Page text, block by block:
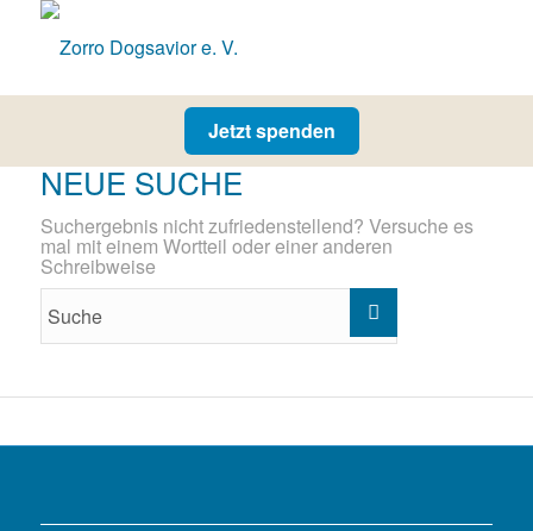
Jetzt spenden
NEUE SUCHE
Suchergebnis nicht zufriedenstellend? Versuche es
mal mit einem Wortteil oder einer anderen
Schreibweise